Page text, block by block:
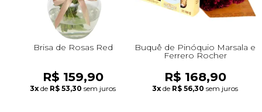
Brisa de Rosas Red
R$ 159,90
3x de R$ 53,30 sem juros
Buquê de Pinóquio Marsala e
Ferrero Rocher
R$ 168,90
3x de R$ 56,30 sem juros